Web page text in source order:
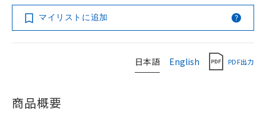
マイリストに追加
日本語 English PDF出力
商品概要